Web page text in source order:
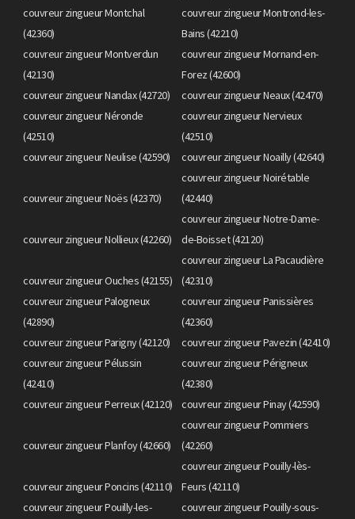
couvreur zingueur Montchal
(42360)
couvreur zingueur Montrond-les-
Bains (42210)
couvreur zingueur Montverdun
(42130)
couvreur zingueur Mornand-en-
Forez (42600)
couvreur zingueur Nandax (42720)
couvreur zingueur Neaux (42470)
couvreur zingueur Néronde
(42510)
couvreur zingueur Nervieux
(42510)
couvreur zingueur Neulise (42590)
couvreur zingueur Noailly (42640)
couvreur zingueur Noës (42370)
couvreur zingueur Noirétable
(42440)
couvreur zingueur Nollieux (42260)
couvreur zingueur Notre-Dame-
de-Boisset (42120)
couvreur zingueur Ouches (42155)
couvreur zingueur La Pacaudière
(42310)
couvreur zingueur Palogneux
(42890)
couvreur zingueur Panissières
(42360)
couvreur zingueur Parigny (42120)
couvreur zingueur Pavezin (42410)
couvreur zingueur Pélussin
(42410)
couvreur zingueur Périgneux
(42380)
couvreur zingueur Perreux (42120)
couvreur zingueur Pinay (42590)
couvreur zingueur Planfoy (42660)
couvreur zingueur Pommiers
(42260)
couvreur zingueur Poncins (42110)
couvreur zingueur Pouilly-lès-
Feurs (42110)
couvreur zingueur Pouilly-les-
couvreur zingueur Pouilly-sous-